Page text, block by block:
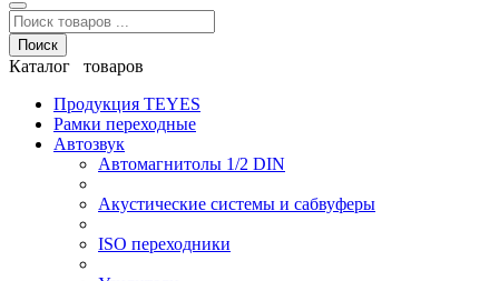
Поиск
Каталог товаров
Продукция TEYES
Рамки переходные
Автозвук
Автомагнитолы 1/2 DIN
Акустические системы и сабвуферы
ISO переходники